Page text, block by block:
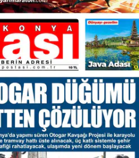
Balıkesir
Bilecik
Bingöl
Bolu
Burdur